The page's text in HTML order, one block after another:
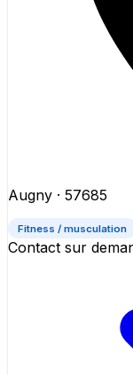
Augny · 57685
Fitness / musculation
Contact sur